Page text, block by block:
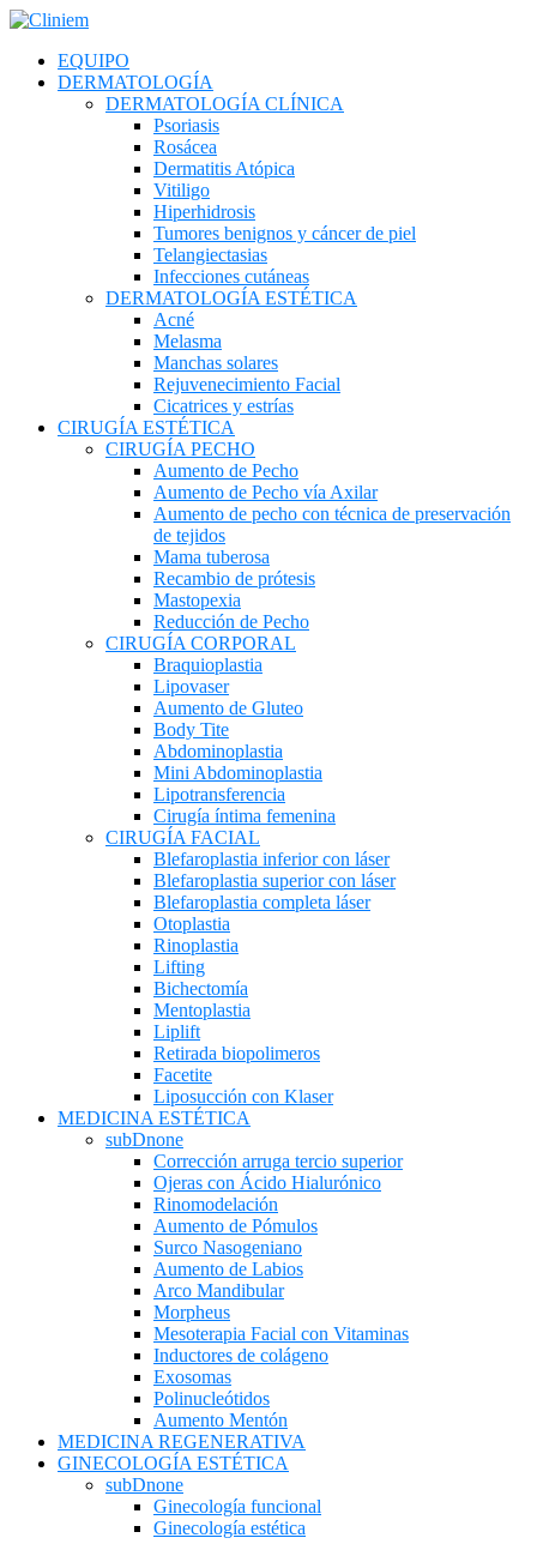
EQUIPO
DERMATOLOGÍA
DERMATOLOGÍA CLÍNICA
Psoriasis
Rosácea
Dermatitis Atópica
Vitiligo
Hiperhidrosis
Tumores benignos y cáncer de piel
Telangiectasias
Infecciones cutáneas
DERMATOLOGÍA ESTÉTICA
Acné
Melasma
Manchas solares
Rejuvenecimiento Facial
Cicatrices y estrías
CIRUGÍA ESTÉTICA
CIRUGÍA PECHO
Aumento de Pecho
Aumento de Pecho vía Axilar
Aumento de pecho con técnica de preservación
de tejidos
Mama tuberosa
Recambio de prótesis
Mastopexia
Reducción de Pecho
CIRUGÍA CORPORAL
Braquioplastia
Lipovaser
Aumento de Gluteo
Body Tite
Abdominoplastia
Mini Abdominoplastia
Lipotransferencia
Cirugía íntima femenina
CIRUGÍA FACIAL
Blefaroplastia inferior con láser
Blefaroplastia superior con láser
Blefaroplastia completa láser
Otoplastia
Rinoplastia
Lifting
Bichectomía
Mentoplastia
Liplift
Retirada biopolimeros
Facetite
Liposucción con Klaser
MEDICINA ESTÉTICA
subDnone
Corrección arruga tercio superior
Ojeras con Ácido Hialurónico
Rinomodelación
Aumento de Pómulos
Surco Nasogeniano
Aumento de Labios
Arco Mandibular
Morpheus
Mesoterapia Facial con Vitaminas
Inductores de colágeno
Exosomas
Polinucleótidos
Aumento Mentón
MEDICINA REGENERATIVA
GINECOLOGÍA ESTÉTICA
subDnone
Ginecología funcional
Ginecología estética